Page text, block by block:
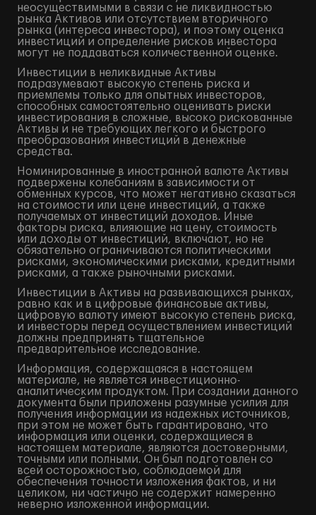
неосуществимыми в связи с не ликвидностью
рынка Активов или отсутствием вторичного
рынка (интереса инвестора), и поэтому оценка
инвестиций и определение рисков инвестора
могут не поддаваться количественной оценке.
Инвестиции в неликвидные Активы
подразумевают высокую степень риска и
приемлемы только для опытных инвесторов,
способных самостоятельно оценивать риски
инвестирования в сложные, высоко рискованные
Активы и не требующих легкого и быстрого
преобразования инвестиций в денежные
средства.
Номинированные в иностранной валюте Активы
подвержены колебаниям в зависимости от
обменных курсов, что может негативно сказаться
на стоимости или цене инвестиций, а также
получаемых от инвестиций доходов. Иные
факторы риска, влияющие на цену, стоимость
или доходы от инвестиций, включают, но не
обязательно ограничиваются политическими
рисками, экономическими рисками, кредитными
рисками, а также рыночными рисками.
Инвестиции в Активы на развивающихся рынках,
равно как и в цифровые финансовые активы,
цифровую валюту имеют высокую степень риска,
и инвесторы перед осуществлением инвестиций
должны предпринять тщательное
предварительное исследование.
Информация, содержащаяся в настоящем
материале, не является инвестиционно-
аналитическим продуктом. При создании данного
документа были приложены разумные усилия для
получения информации из надежных источников,
при этом не может быть гарантировано, что
информация или оценки, содержащиеся в
настоящем материале, являются достоверными,
точными или полными. Он был подготовлен со
всей осторожностью, соблюдаемой для
обеспечения точности изложения фактов, и ни
целиком, ни частично не содержит намеренно
неверно изложенной информации.